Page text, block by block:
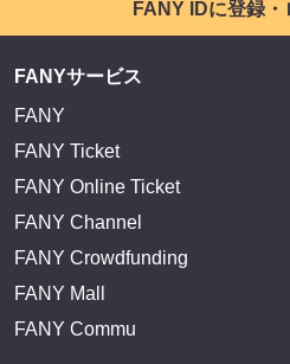
FANY IDに登録
FANYサービス
FANY
FANY Ticket
FANY Online Ticket
FANY Channel
FANY Crowdfunding
FANY Mall
FANY Commu